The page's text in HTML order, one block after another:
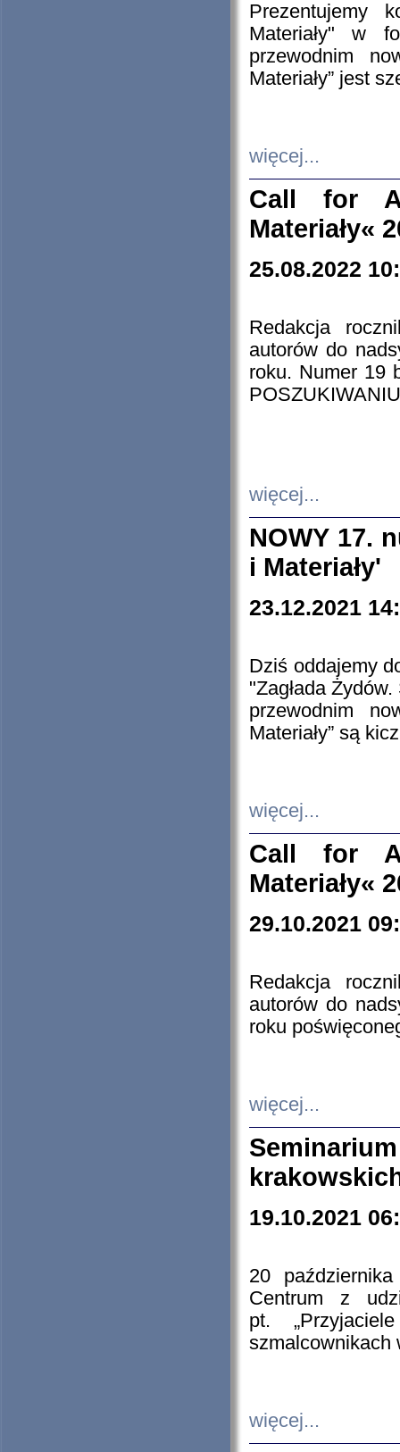
Prezentujemy
Materiały" w
przewodnim
Materiały” jest
więcej...
Call for
Materiały«
25.08.2022
Redakcja
autorów do
roku. Numer 19
więcej...
NOWY 17.
i Materiały'
23.12.2021
Dziś oddajemy
"Zagłada
przewodnim
Materiały” są
więcej...
Call for
Materiały«
29.10.2021
Redakcja
autorów do
roku
więcej...
19.10.2021
20
Centrum z
pt.
szmalcownikach
więcej...